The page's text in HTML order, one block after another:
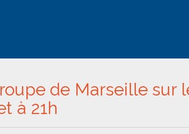
de Marseille sur
à 21h